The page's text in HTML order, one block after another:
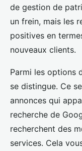
de gestion de
un frein, mais les
positives en
nouveaux clients.
Parmi les options
se distingue. Ce
annonces qui
recherche de
recherchent des
services. Cela